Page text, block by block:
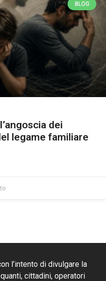
BLOG
dei
legame familiare
l’intento di divulgare la
cittadini, operatori